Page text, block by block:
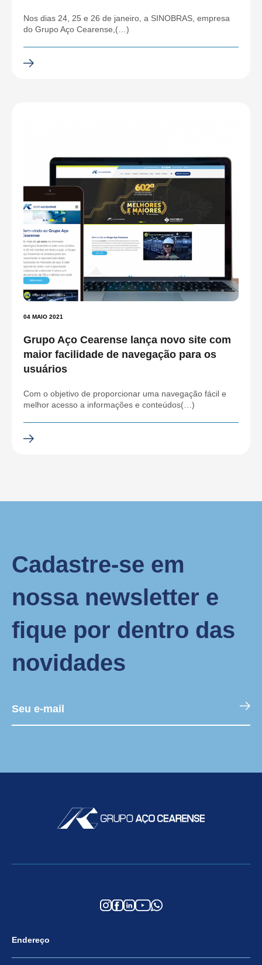
Nos dias 24, 25 e 26 de janeiro, a SINOBRAS, empresa
do Grupo Aço Cearense,(…)
04 MAIO 2021
Grupo Aço Cearense lança novo site com
maior facilidade de navegação para os
usuários
Com o objetivo de proporcionar uma navegação fácil e
melhor acesso a informações e conteúdos(…)
Cadastre-se em
nossa newsletter e
fique por dentro das
novidades
Endereço